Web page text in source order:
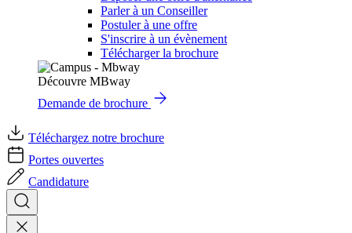
Parler à un Conseiller
Postuler à une offre
S'inscrire à un évènement
Télécharger la brochure
Découvre MBway
Demande de brochure
Téléchargez notre brochure
Portes ouvertes
Candidature